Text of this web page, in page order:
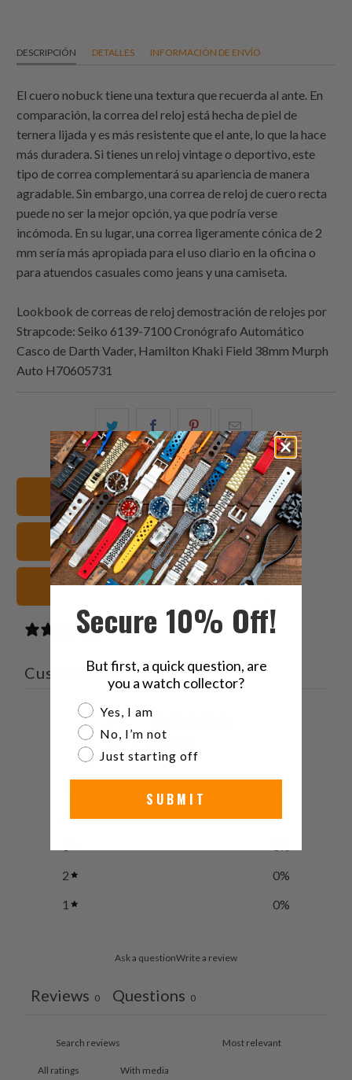
DESCRIPCIÓN DETALLES INFORMACIÓN DE ENVÍO
El cuero nobuck tiene una textura que recuerda al ante. En
comparación, la correa del reloj está hecha de piel de
ternera lijada y es más resistente que el ante, lo que la hace
más duradera. Si tienes un reloj vintage o deportivo, este
tipo de correa complementará su apariencia de manera
agradable. Sin embargo, una correa de reloj de cuero recta
puede no ser la mejor opción, ya que podría verse
incómoda. En su lugar, una correa ligeramente cónica de 2
mm sería más apropiada para el uso diario en la oficina o
para atuendos casuales como jeans y una camiseta.
Lookbook de correas de reloj demostración de relojes por
Strapcode: Seiko 6139-7100 Cronógrafo Automático
Casco de Darth Vader, Hamilton Khaki Field 38mm Murph
Auto H70605731
Comparte
esto
en
Twitter
Comparte
esto
en
Facebook
Compartir
esto
en
Pinterest
this
to
a
friend
20mm Correas de reloj
Cuero Correas de reloj
negras Correas de reloj
0 reviews
Customer reviews
0 / 50 reviews
0%
2
0%
1
0%
Ask a questionWrite a review
Reviews 0 Questions 0
With media
Secure 10% Off!
But first, a quick question, are
you a watch collector?
Are you a watch collector?
Yes, I am
No, I’m not
Just starting off
SUBMIT